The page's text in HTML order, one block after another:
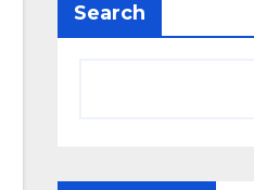
Search